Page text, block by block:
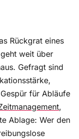
Rückgrat eines
weit über
Gefragt sind
für Abläufe
,
Ablage: Wer den